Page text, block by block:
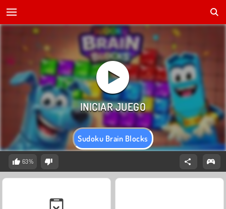
Sudoku Brain Blocks
63%